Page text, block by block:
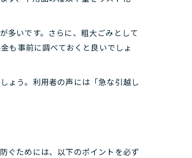
多いです。さらに、粗大ごみとして
も事前に調べておくと良いでしょ
ょう。利用者の声には「急な引越し
ぐためには、以下のポイントを必ず